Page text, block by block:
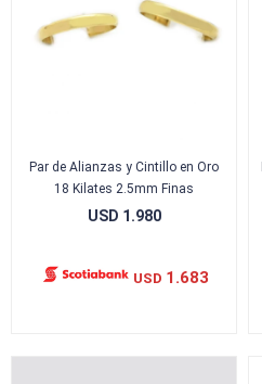
Par de Alianzas y Cintillo en Oro
18 Kilates 2.5mm Finas
USD 1.980
USD 1.683